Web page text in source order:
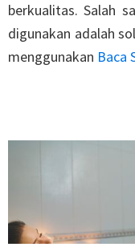
berkualitas. Salah
digunakan adalah
menggunakan Baca